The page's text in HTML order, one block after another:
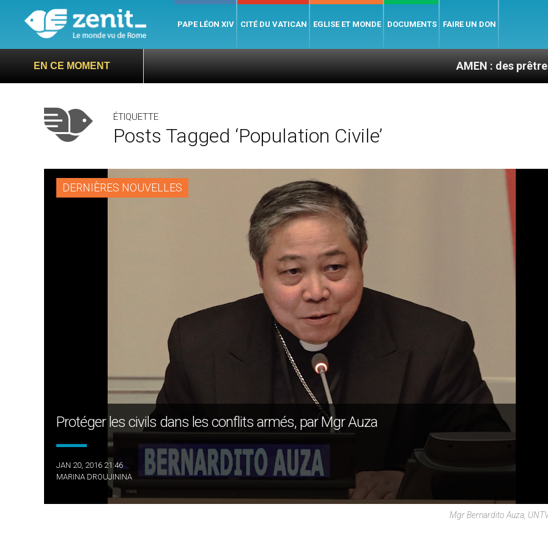
PAPE LÉON XIV CITÉ DU VATICAN EGLISE ET MONDE DOCUMENTS FAIRE UN DON
EN CE MOMENT AMEN : des prêtres à portée
ÉTIQUETTE
Posts Tagged ‘population Civile’
DERNIÈRES NOUVELLES
Protéger les civils dans les conflits armés, par Mgr Auza
JAN 20, 2016 21:46
MARINA DROUJININA
Mgr Bernardito Auza,